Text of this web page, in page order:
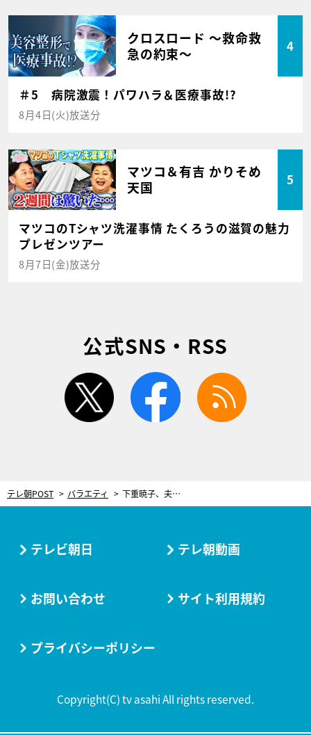
クロスロード ～救命救
急の約束～
4
＃5 病院激震！パワハラ＆医療事故!?
8月4日(火)放送分
マツコ＆有吉 かりそめ
天国
5
マツコのTシャツ洗濯事情 たくろうの滋賀の魅力
プレゼンツアー
8月7日(金)放送分
公式SNS・RSS
twitter facebook
テレ朝POST バラエティ 下重暁子、夫婦円満の秘訣は“自分の部屋を持つこと”。しかし夫が体調不良を隠し…昨年入院
テレビ朝日 テレ朝動画
お問い合わせ サイト利用規約
プライバシーポリシー
Copyright(C) tv asahi All rights reserved.